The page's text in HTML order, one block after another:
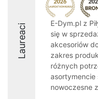
Laureaci
E-Dym.pl z
się w
akcesoriów
zakres
różnych
asortymencie
nowoczesne